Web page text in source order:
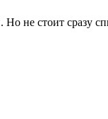
не стоит сразу